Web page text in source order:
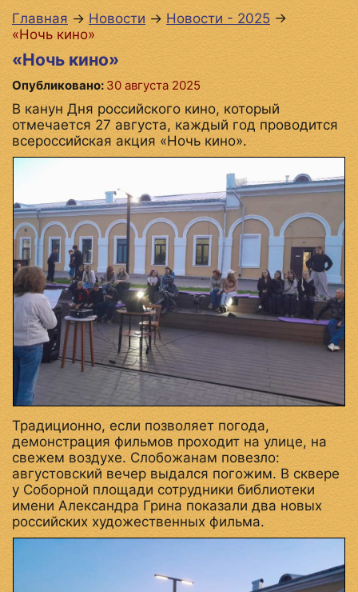
Главная → Новости → Новости - 2025 →
«Ночь кино»
«Ночь кино»
Опубликовано: 30 августа 2025
В канун Дня российского кино, который
отмечается 27 августа, каждый год проводится
всероссийская акция «Ночь кино».
Традиционно, если позволяет погода,
демонстрация фильмов проходит на улице, на
свежем воздухе. Слобожанам повезло:
августовский вечер выдался погожим. В сквере
у Соборной площади сотрудники библиотеки
имени Александра Грина показали два новых
российских художественных фильма.